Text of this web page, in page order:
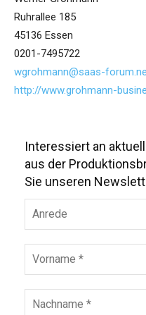
Ruhrallee 185
45136 Essen
0201-7495722
wgrohmann@saas-
http://www.grohmann-
Interessiert an
aus der
Sie unseren